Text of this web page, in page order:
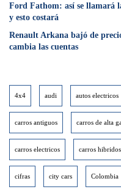
Ford Fathom: así se llamará
y esto costará
Renault Arkana bajó de
cambia las cuentas
4x4 audi autos electricos
carros antiguos carros de alta
carros electricos carros hibridos
cifras city cars Colombia